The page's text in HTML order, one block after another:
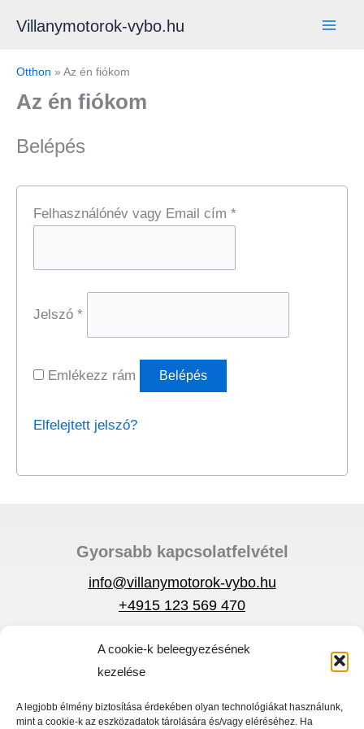
A cookie-k beleegyezésének
kezelése
A legjobb élmény biztosítása érdekében olyan technológiákat használunk,
mint a cookie-k az eszközadatok tárolására és/vagy eléréséhez. Ha
Villanymotorok-vybo.hu
Otthon » Az én fiókom
Az én fiókom
Belépés
Felhasználónév vagy Email cím *
Jelszó *
Emlékezz rám Belépés
Elfelejtett jelszó?
Gyorsabb kapcsolatfelvétel
info@villanymotorok-vybo.hu
+4915 123 569 470
Adatvédelmi szabályzat
Körülmények
Gyors menü